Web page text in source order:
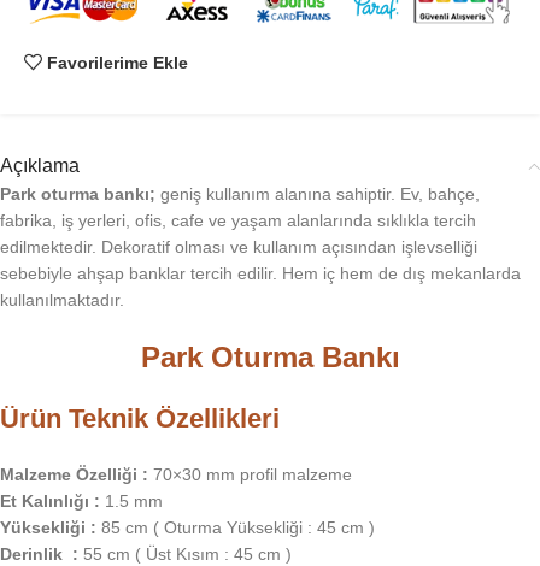
Favorilerime Ekle
Açıklama
Park oturma bankı; geniş kullanım alanına sahiptir. Ev, bahçe,
fabrika, iş yerleri, ofis, cafe ve yaşam alanlarında sıklıkla tercih
edilmektedir. Dekoratif olması ve kullanım açısından işlevselliği
sebebiyle ahşap banklar tercih edilir. Hem iç hem de dış mekanlarda
kullanılmaktadır.
Park Oturma Bankı
Ürün Teknik Özellikleri
Malzeme Özelliği : 70×30 mm profil malzeme
Et Kalınlığı : 1.5 mm
Yüksekliği : 85 cm ( Oturma Yüksekliği : 45 cm )
Derinlik : 55 cm ( Üst Kısım : 45 cm )